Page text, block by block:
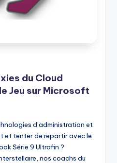
du Cloud
Jeu sur Microsoft
d’administration et
et tenter de repartir avec le
Série 9 Ultrafin ?
nos coachs du